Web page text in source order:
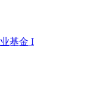
基金 I